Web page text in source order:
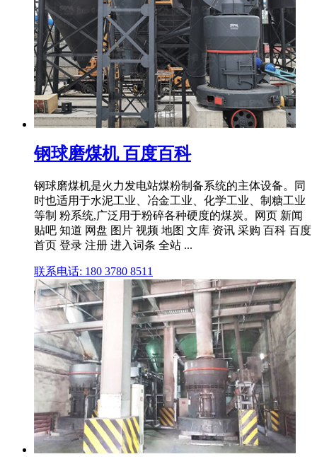
钢球磨煤机 百度百科
钢球磨煤机是火力发电站煤粉制备系统的主体设备。同
时也适用于水泥工业、冶金工业、化学工业、制糖工业
等制 粉系统,广泛用于粉碎各种硬度的煤炭。网页 新闻
贴吧 知道 网盘 图片 视频 地图 文库 资讯 采购 百科 百度
首页 登录 注册 进入词条 全站 ...
联系电话: 180 3780 8511